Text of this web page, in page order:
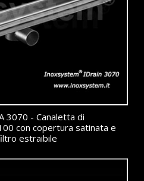
3070 - Canaletta di
con copertura satinata e
estraibile